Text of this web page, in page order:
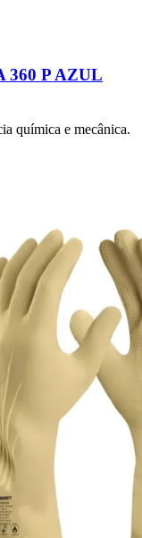
360 P AZUL
química e mecânica.